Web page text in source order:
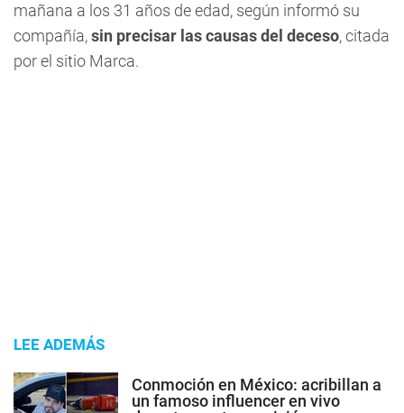
mañana a los 31 años de edad, según informó su
compañía,sin precisar las causas del deceso, citada
por el sitio Marca.
LEE ADEMÁS
Conmoción en México: acribillan a
un famoso influencer en vivo